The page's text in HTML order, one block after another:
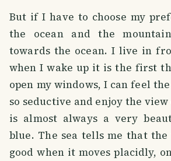
But if I have to choose my
the ocean and the
towards the ocean. I live in
when I wake up it is the first
open my windows, I can feel
so seductive and enjoy the
is almost always a very
blue. The sea tells me that
good when it moves placidly,